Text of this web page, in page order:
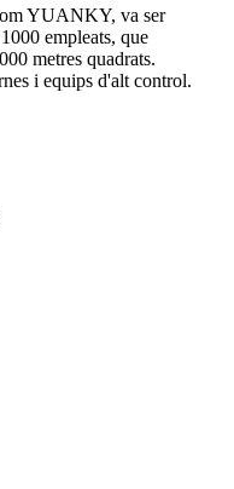
YUANKY, va ser
empleats, que
metres quadrats.
i equips d'alt control.